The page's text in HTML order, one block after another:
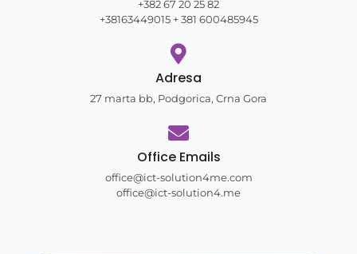
+382 67 20 25 82
+38163449015 + 381 600485945
Adresa
27 marta bb, Podgorica, Crna Gora
Office Emails
office@ict-solution4me.com
office@ict-solution4.me